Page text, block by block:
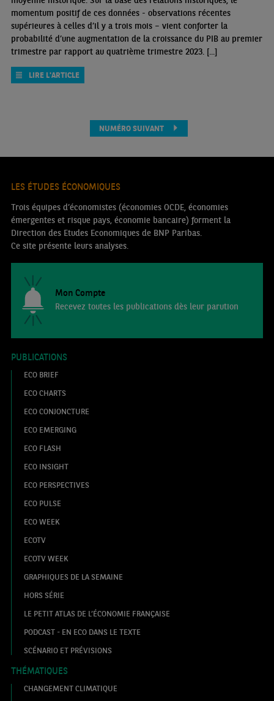
momentum positif de ces données - observations récentes
supérieures à celles d’il y a trois mois – vient conforter la
probabilité d’une augmentation de la croissance du PIB au premier
trimestre par rapport au quatrième trimestre 2023. [...]
LIRE L'ARTICLE
NUMÉRO SUIVANT
LES ÉTUDES ÉCONOMIQUES
Trois équipes d’économistes (économies OCDE, économies
émergentes et risque pays, économie bancaire) forment la
Direction des Etudes Economiques de BNP Paribas.
Ce site présente leurs analyses.
Mon Compte
Recevez toutes les publications dès leur parution
PUBLICATIONS
ECO BRIEF
ECO CHARTS
ECO CONJONCTURE
ECO EMERGING
ECO FLASH
ECO INSIGHT
ECO PERSPECTIVES
ECO PULSE
ECO WEEK
ECOTV
ECOTV WEEK
GRAPHIQUES DE LA SEMAINE
HORS SÉRIE
LE PETIT ATLAS DE L’ÉCONOMIE FRANÇAISE
PODCAST - EN ECO DANS LE TEXTE
SCÉNARIO ET PRÉVISIONS
THÉMATIQUES
CHANGEMENT CLIMATIQUE